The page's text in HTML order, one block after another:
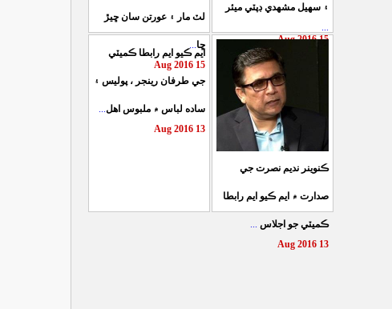
لٽ مار ۽ عورتن سان ڇيڙ
ڇا...
15 Aug 2016
۽ سهيل مشهدي ڊپٽي ميئر
...
15 Aug 2016
ايم ڪيو ايم رابطا ڪميٽي
جي طرفان رينجر ، پوليس ۽
ساده لباس ۾ ملبوس اهل...
13 Aug 2016
ڪنوينر نديم نصرت جي
صدارت ۾ ايم ڪيو ايم رابطا
ڪميٽي جو اجلاس ...
13 Aug 2016